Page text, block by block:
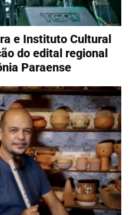
e Instituto Cultural
do edital regional
Paraense